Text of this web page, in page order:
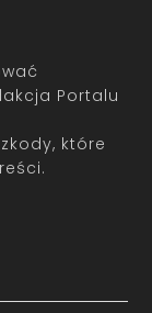
Portalu
które